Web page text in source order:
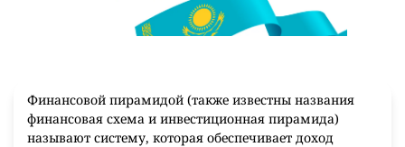
Финансовой пирамидой (также известны названия
финансовая схема и инвестиционная пирамида)
называют систему, которая обеспечивает доход